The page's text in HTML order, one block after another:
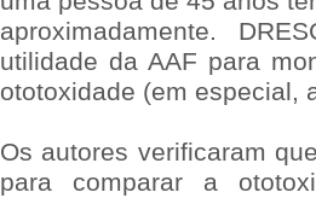
kHz, aproximadamente.
utilidade da AAF para
ototoxidade (em especial,
Os autores verificaram
para comparar a